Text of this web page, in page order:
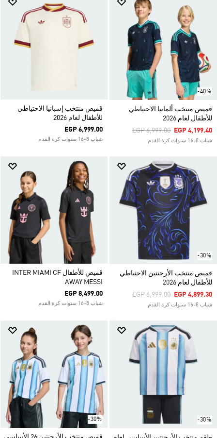
-40%
قميص منتخب ألمانيا الاحتياطي
للأطفال لعام 2026
Price Reduced From
EGP 6,999.00ToEGP 4,199.40
شباب 8-16 سنوات كرة القدم
قميص منتخب إسبانيا الاحتياطي
للأطفال لعام 2026
EGP 6,999.00
شباب 8-16 سنوات كرة القدم
-30%
قميص منتخب الأرجنتين الاحتياطي
للأطفال لعام 2026
Price Reduced From
EGP 6,999.00ToEGP 4,899.30
شباب 8-16 سنوات كرة القدم
قميص للأطفال INTER MIAMI CF
AWAY MESSI
EGP 8,499.00
شباب 8-16 سنوات كرة القدم
-30%
-30%